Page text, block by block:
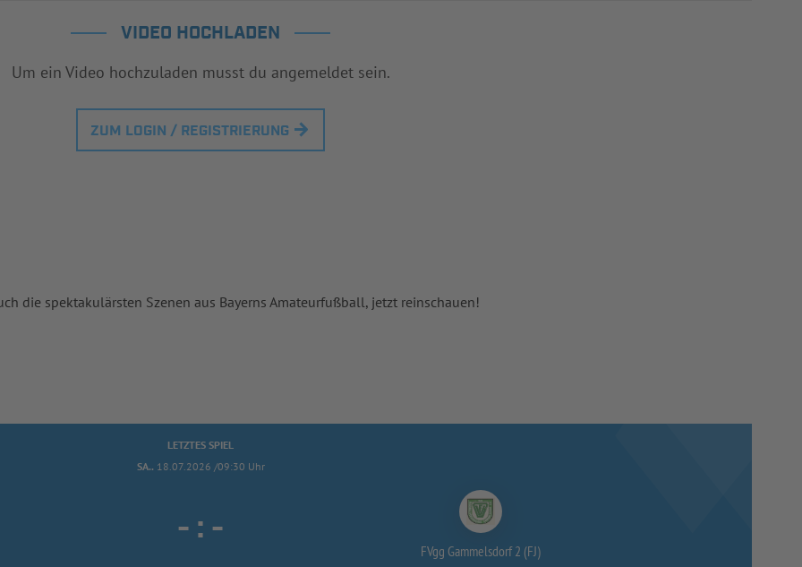
VIDEO HOCHLADEN
Um ein Video hochzuladen musst du angemeldet sein.
ZUM LOGIN / REGISTRIERUNG
die spektakulärsten Szenen aus Bayerns Amateurfußball, jetzt reinschauen!
LETZTES SPIEL
SA.. 18.07.2026 /09:30 Uhr
- : -
FVgg Gammelsdorf 2 (FJ)